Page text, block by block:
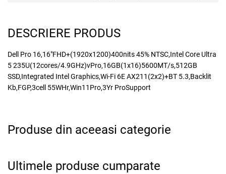
DESCRIERE PRODUS
Dell Pro 16,16"FHD+(1920x1200)400nits 45% NTSC,Intel Core Ultra
5 235U(12cores/4.9GHz)vPro,16GB(1x16)5600MT/s,512GB
SSD,Integrated Intel Graphics,Wi-Fi 6E AX211(2x2)+BT 5.3,Backlit
Kb,FGP,3cell 55WHr,Win11Pro,3Yr ProSupport
Produse din aceeasi categorie
Ultimele produse cumparate